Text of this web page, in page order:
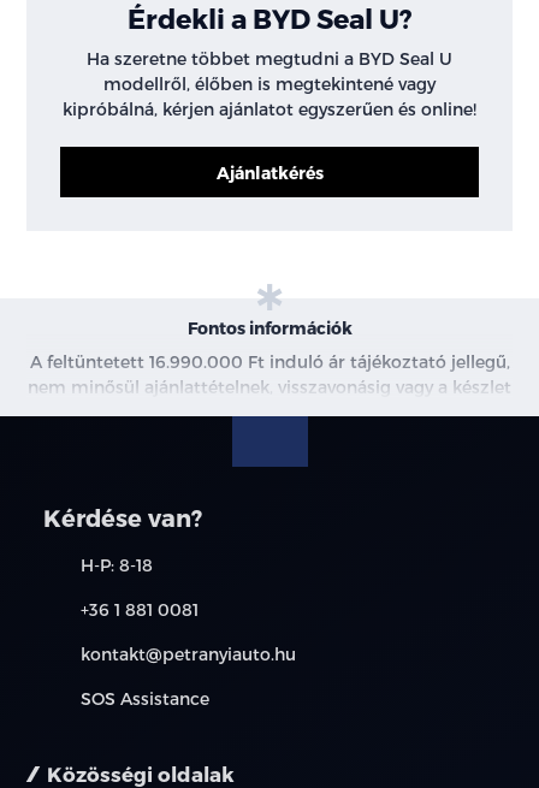
Érdekli a BYD Seal U?
Ha szeretne többet megtudni a BYD Seal U
modellről, élőben is megtekintené vagy
kipróbálná, kérjen ajánlatot egyszerűen és online!
Ajánlatkérés
Fontos információk
A feltüntetett 16.990.000 Ft induló ár tájékoztató jellegű,
nem minősül ajánlattételnek, visszavonásig vagy a készlet
erejéig érvényes. Az ár bruttóban értendő. További
kapcsolatot. A meghirdetett induló THM tájékoztató
érdeklődjön a munkatársainknál.
Kérdése van?
H-P: 8-18
+36 1 881 0081
kontakt@petranyiauto.hu
SOS Assistance
Közösségi oldalak